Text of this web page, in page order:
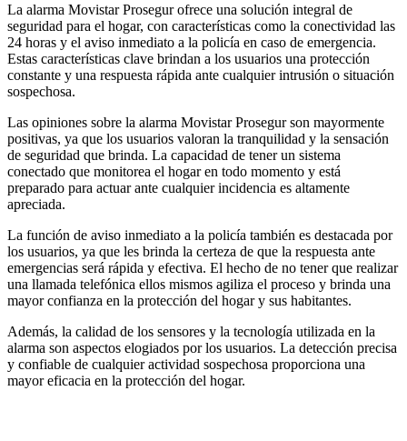
La alarma Movistar Prosegur ofrece una solución integral de
seguridad para el hogar, con características como la conectividad las
24 horas y el aviso inmediato a la policía en caso de emergencia.
Estas características clave brindan a los usuarios una protección
constante y una respuesta rápida ante cualquier intrusión o situación
sospechosa.
Las opiniones sobre la alarma Movistar Prosegur son mayormente
positivas, ya que los usuarios valoran la tranquilidad y la sensación
de seguridad que brinda. La capacidad de tener un sistema
conectado que monitorea el hogar en todo momento y está
preparado para actuar ante cualquier incidencia es altamente
apreciada.
La función de aviso inmediato a la policía también es destacada por
los usuarios, ya que les brinda la certeza de que la respuesta ante
emergencias será rápida y efectiva. El hecho de no tener que realizar
una llamada telefónica ellos mismos agiliza el proceso y brinda una
mayor confianza en la protección del hogar y sus habitantes.
Además, la calidad de los sensores y la tecnología utilizada en la
alarma son aspectos elogiados por los usuarios. La detección precisa
y confiable de cualquier actividad sospechosa proporciona una
mayor eficacia en la protección del hogar.